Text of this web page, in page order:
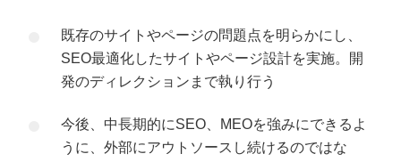
既存のサイトやページの問題点を明らかにし、
SEO最適化したサイトやページ設計を実施。開
発のディレクションまで執り行う
今後、中長期的にSEO、MEOを強みにできるよ
うに、外部にアウトソースし続けるのではな